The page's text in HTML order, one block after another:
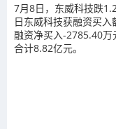
7月8日，东威科技跌
日东威科技获融资买入
融资净买入-2785.40
合计8.82亿元。